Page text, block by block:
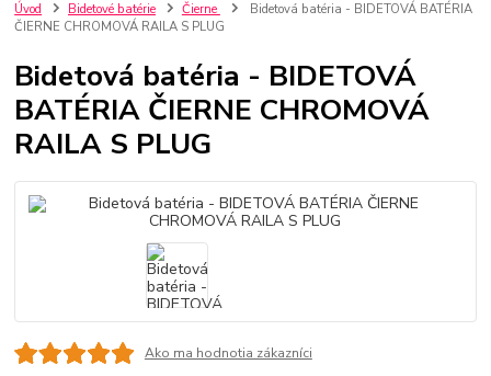
Úvod Bidetové batérie Čierne
Bidetová batéria - BIDETOVÁ BATÉRIA
ČIERNE CHROMOVÁ RAILA S PLUG
Bidetová batéria - BIDETOVÁ
BATÉRIA ČIERNE CHROMOVÁ
RAILA S PLUG
Ako ma hodnotia zákazníci